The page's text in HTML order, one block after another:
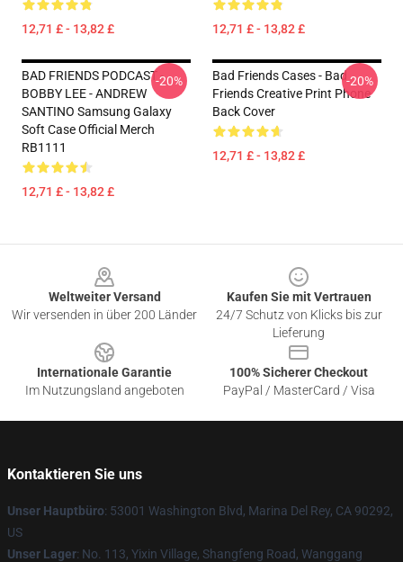
12,71 £ - 13,82 £ 12,71 £ - 13,82 £
BAD FRIENDS PODCAST -
BOBBY LEE - ANDREW
SANTINO Samsung Galaxy
Soft Case Official Merch
RB1111
12,71 £ - 13,82 £
-20%
Bad Friends Cases - Bad
Friends Creative Print Phone
Back Cover
12,71 £ - 13,82 £
-20%
Weltweiter Versand
Wir versenden in über 200 Länder
Kaufen Sie mit Vertrauen
24/7 Schutz von Klicks bis zur
Lieferung
Internationale Garantie
Im Nutzungsland angeboten
100% Sicherer Checkout
PayPal / MasterCard / Visa
Kontaktieren Sie uns
Unser Hauptbüro: 53001 Washington Blvd, Marina Del Rey, CA 90292,
US
Unser Lager: No. 113, Yixin Village, Shangfeng Road, Wanggang